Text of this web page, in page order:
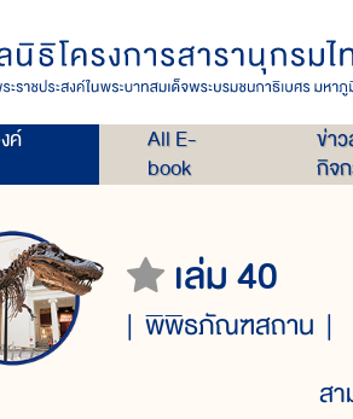
ค์
All E-
book
ข่า
กิจ
เล่ม 40
พิพิธภัณฑสถาน
สา